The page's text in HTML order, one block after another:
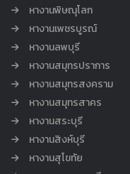
หางานพิษณุโลก
หางานเพชรบูรณ์
หางานลพบุรี
หางานสมุทรปราการ
หางานสมุทรสงคราม
หางานสมุทรสาคร
หางานสระบุรี
หางานสิงห์บุรี
หางานสุโขทัย